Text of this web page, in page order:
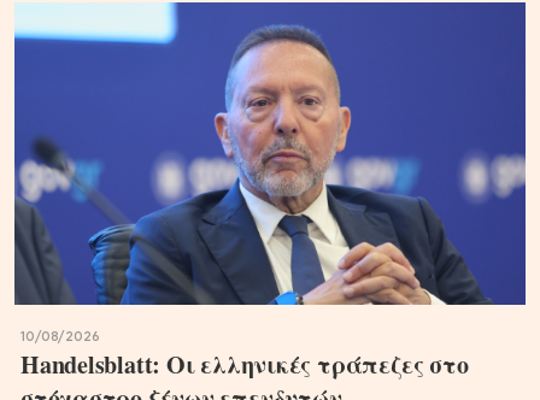
10/08/2026
Handelsblatt: Οι ελληνικές τράπεζες στο